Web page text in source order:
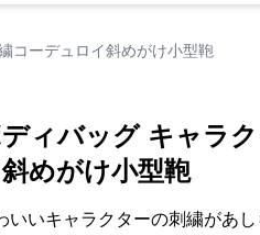
コーデュロイ斜めがけ小型鞄
ィバッグ キャラ
めがけ小型鞄
いいキャラクターの刺繍があ